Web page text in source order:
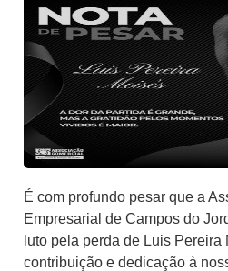
É com profundo pesar que a
Empresarial de Campos do
luto pela perda de Luis Pereira
contribuição e dedicação à